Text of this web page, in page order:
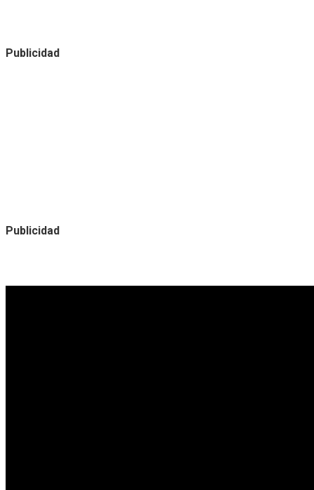
Publicidad
Publicidad